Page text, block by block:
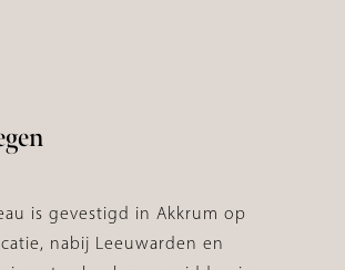
is gevestigd in Akkrum op
nabij Leeuwarden en